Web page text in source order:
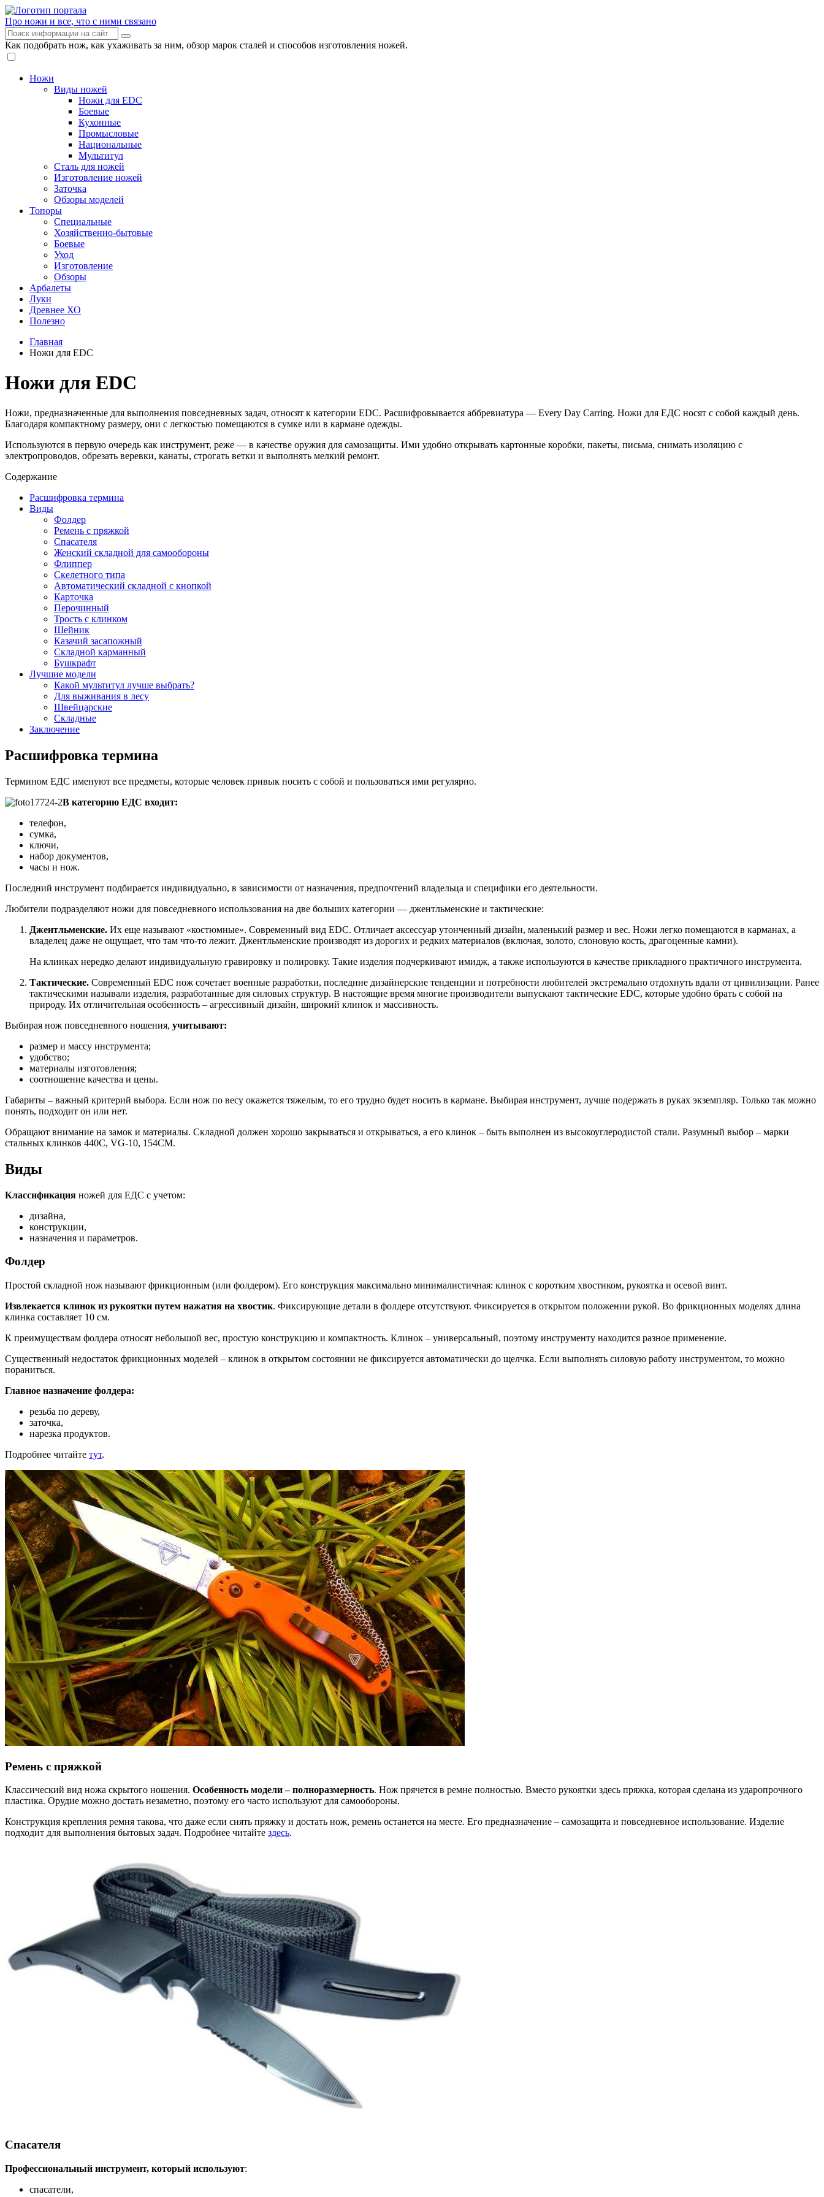
Про ножи и все, что с ними связано
Как подобрать нож, как ухаживать за ним, обзор марок сталей и способов изготовления ножей.
Ножи
Виды ножей
Ножи для EDC
Боевые
Кухонные
Промысловые
Национальные
Мультитул
Сталь для ножей
Изготовление ножей
Заточка
Обзоры моделей
Топоры
Специальные
Хозяйственно-бытовые
Боевые
Уход
Изготовление
Обзоры
Арбалеты
Луки
Древнее ХО
Полезно
Главная
Ножи для EDC
Ножи для EDC
Ножи, предназначенные для выполнения повседневных задач, относят к категории EDC. Расшифровывается аббревиатура — Every Day Carring. Ножи для ЕДС носят с собой каждый день.
Благодаря компактному размеру, они с легкостью помещаются в сумке или в кармане одежды.
Используются в первую очередь как инструмент, реже — в качестве оружия для самозащиты. Ими удобно открывать картонные коробки, пакеты, письма, снимать изоляцию с
электропроводов, обрезать веревки, канаты, строгать ветки и выполнять мелкий ремонт.
Содержание
Расшифровка термина
Виды
Фолдер
Ремень с пряжкой
Спасателя
Женский складной для самообороны
Флиппер
Скелетного типа
Автоматический складной с кнопкой
Карточка
Перочинный
Трость с клинком
Шейник
Казачий засапожный
Складной карманный
Бушкрафт
Лучшие модели
Какой мультитул лучше выбрать?
Для выживания в лесу
Швейцарские
Складные
Заключение
Расшифровка термина
Термином ЕДС именуют все предметы, которые человек привык носить с собой и пользоваться ими регулярно.
В категорию ЕДС входит:
телефон,
сумка,
ключи,
набор документов,
часы и нож.
Последний инструмент подбирается индивидуально, в зависимости от назначения, предпочтений владельца и специфики его деятельности.
Любители подразделяют ножи для повседневного использования на две больших категории — джентльменские и тактические:
Джентльменские. Их еще называют «костюмные». Современный вид EDC. Отличает аксессуар утонченный дизайн, маленький размер и вес. Ножи легко помещаются в карманах, а
владелец даже не ощущает, что там что-то лежит. Джентльменские производят из дорогих и редких материалов (включая, золото, слоновую кость, драгоценные камни).
На клинках нередко делают индивидуальную гравировку и полировку. Такие изделия подчеркивают имидж, а также используются в качестве прикладного практичного инструмента.
Тактические. Современный EDC нож сочетает военные разработки, последние дизайнерские тенденции и потребности любителей экстремально отдохнуть вдали от цивилизации. Ранее
тактическими называли изделия, разработанные для силовых структур. В настоящие время многие производители выпускают тактические EDC, которые удобно брать с собой на
природу. Их отличительная особенность – агрессивный дизайн, широкий клинок и массивность.
Выбирая нож повседневного ношения, учитывают:
размер и массу инструмента;
удобство;
материалы изготовления;
соотношение качества и цены.
Габариты – важный критерий выбора. Если нож по весу окажется тяжелым, то его трудно будет носить в кармане. Выбирая инструмент, лучше подержать в руках экземпляр. Только так можно
понять, подходит он или нет.
Обращают внимание на замок и материалы. Складной должен хорошо закрываться и открываться, а его клинок – быть выполнен из высокоуглеродистой стали. Разумный выбор – марки
стальных клинков 440С, VG-10, 154CM.
Виды
Классификация ножей для ЕДС с учетом:
дизайна,
конструкции,
назначения и параметров.
Фолдер
Простой складной нож называют фрикционным (или фолдером). Его конструкция максимально минималистичная: клинок с коротким хвостиком, рукоятка и осевой винт.
Извлекается клинок из рукоятки путем нажатия на хвостик. Фиксирующие детали в фолдере отсутствуют. Фиксируется в открытом положении рукой. Во фрикционных моделях длина
клинка составляет 10 см.
К преимуществам фолдера относят небольшой вес, простую конструкцию и компактность. Клинок – универсальный, поэтому инструменту находится разное применение.
Существенный недостаток фрикционных моделей – клинок в открытом состоянии не фиксируется автоматически до щелчка. Если выполнять силовую работу инструментом, то можно
пораниться.
Главное назначение фолдера:
резьба по дереву,
заточка,
нарезка продуктов.
Подробнее читайте тут.
Ремень с пряжкой
Классический вид ножа скрытого ношения. Особенность модели – полноразмерность. Нож прячется в ремне полностью. Вместо рукоятки здесь пряжка, которая сделана из ударопрочного
пластика. Орудие можно достать незаметно, поэтому его часто используют для самообороны.
Конструкция крепления ремня такова, что даже если снять пряжку и достать нож, ремень останется на месте. Его предназначение – самозащита и повседневное использование. Изделие
подходит для выполнения бытовых задач. Подробнее читайте здесь.
Спасателя
Профессиональный инструмент, который используют:
спасатели,